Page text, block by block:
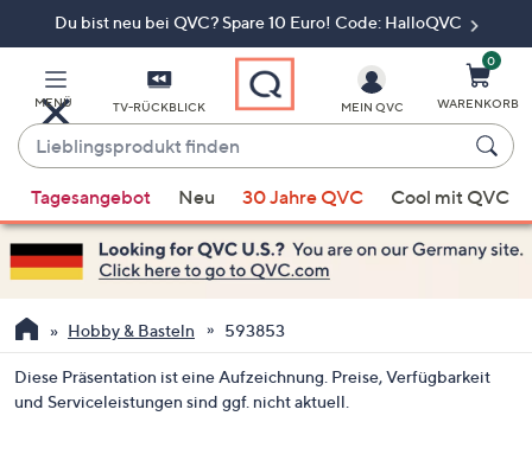
Du bist neu bei QVC? Spare 10 Euro! Code: HalloQVC
MENÜ TV-RÜCKBLICK
Lieblingsprodukt
finden
Vorschläge
verfügbar
sind,
verwenden
Sie
die
Pfeiltasten
nach
MEIN QVC
0
WARENKORB
Tagesangebot Neu 30 Jahre QVC Cool mit QVC
Hobby & Basteln 593853
Diese Präsentation ist eine Aufzeichnung. Preise, Verfügbarkeit
und Serviceleistungen sind ggf. nicht aktuell.